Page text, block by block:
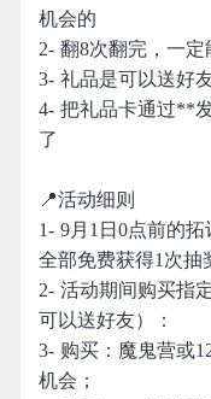
机会的
2- 翻8次翻完，一
3- 礼品是可以送好
4- 把礼品卡通过**
了
📍活动细则
1- 9月1日0点前的拓
全部免费获得1次抽
2- 活动期间购买指
可以送好友）：
3- 购买：魔鬼营或
机会；